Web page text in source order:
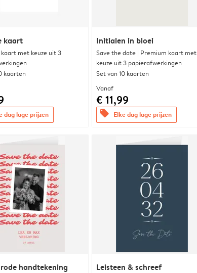
kaart
met keuze uit 3
kaarten
dag lage prijzen
Initialen in bloei
Save the date | Premium kaart met
keuze uit 3 papierafwerkingen
Set van 10 kaarten
Vanaf
€ 11,99
offers Elke dag lage prijzen
handtekening Leisteen & schreef